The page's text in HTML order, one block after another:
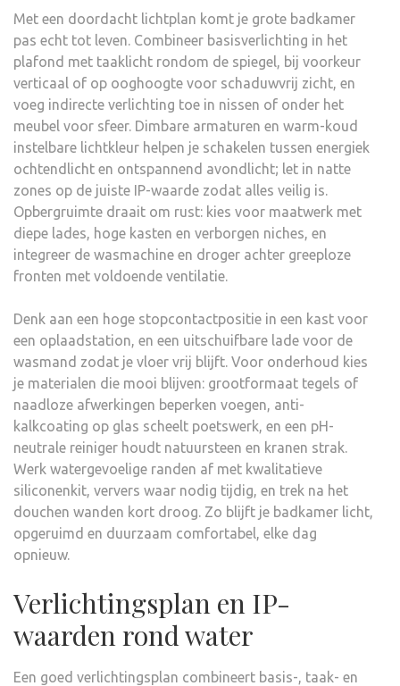
Met een doordacht lichtplan komt je grote badkamer
pas echt tot leven. Combineer basisverlichting in het
plafond met taaklicht rondom de spiegel, bij voorkeur
verticaal of op ooghoogte voor schaduwvrij zicht, en
voeg indirecte verlichting toe in nissen of onder het
meubel voor sfeer. Dimbare armaturen en warm-koud
instelbare lichtkleur helpen je schakelen tussen energiek
ochtendlicht en ontspannend avondlicht; let in natte
zones op de juiste IP-waarde zodat alles veilig is.
Opbergruimte draait om rust: kies voor maatwerk met
diepe lades, hoge kasten en verborgen niches, en
integreer de wasmachine en droger achter greeploze
fronten met voldoende ventilatie.
Denk aan een hoge stopcontactpositie in een kast voor
een oplaadstation, en een uitschuifbare lade voor de
wasmand zodat je vloer vrij blijft. Voor onderhoud kies
je materialen die mooi blijven: grootformaat tegels of
naadloze afwerkingen beperken voegen, anti-
kalkcoating op glas scheelt poetswerk, en een pH-
neutrale reiniger houdt natuursteen en kranen strak.
Werk watergevoelige randen af met kwalitatieve
siliconenkit, ververs waar nodig tijdig, en trek na het
douchen wanden kort droog. Zo blijft je badkamer licht,
opgeruimd en duurzaam comfortabel, elke dag
opnieuw.
Verlichtingsplan en IP-
waarden rond water
Een goed verlichtingsplan combineert basis-, taak- en